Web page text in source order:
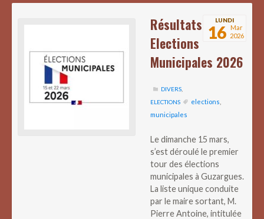
LUNDI
16 Mar
2026
Résultats
Elections
Municipales 2026
DIVERS
ELECTIONS
elections
municipales
Le dimanche 15 mars,
s’est déroulé le premier
tour des élections
municipales à Guzargues.
La liste unique conduite
par le maire sortant, M.
Pierre Antoine, intitulée